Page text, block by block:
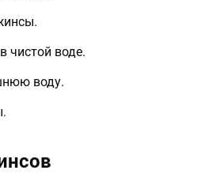
чистой воде.
воду.